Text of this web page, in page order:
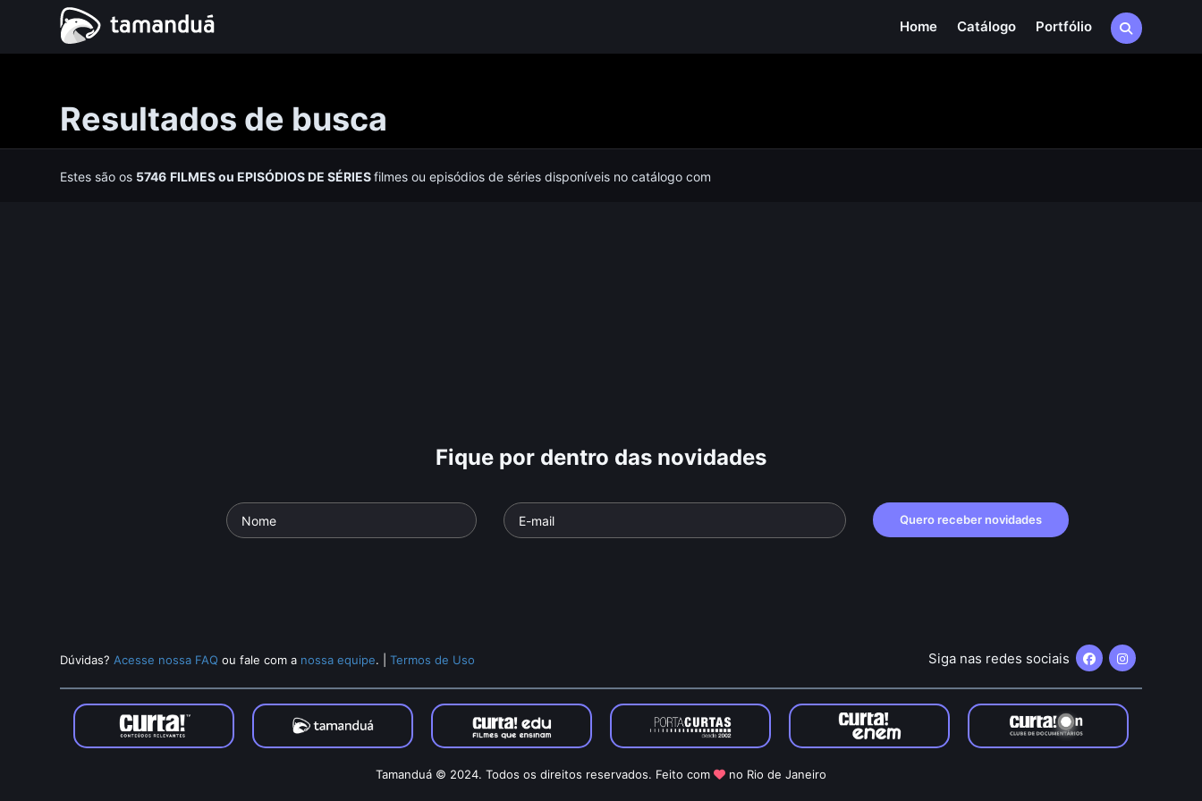
Home Catálogo Portfólio
Resultados de busca
Estes são os 5746 FILMESou EPISÓDIOS DE SÉRIESfilmes ou episódios de séries disponíveis no catálogo com
Fique por dentro das novidades
Quero receber novidades
Dúvidas? Acesse nossa FAQ ou fale com a nossa equipe. |Termos de Uso Siga nas redes sociais
Tamanduá © 2024. Todos os direitos reservados. Feito com no Rio de Janeiro